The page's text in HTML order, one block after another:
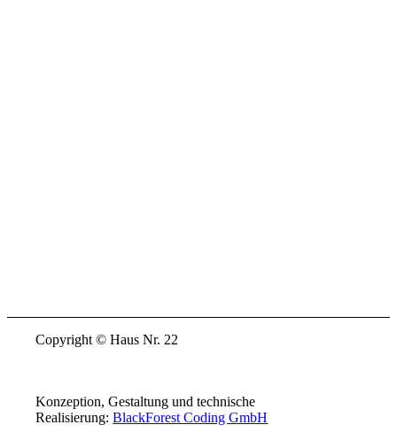
Copyright © Haus Nr. 22
Konzeption, Gestaltung und technische
Realisierung:BlackForest Coding GmbH